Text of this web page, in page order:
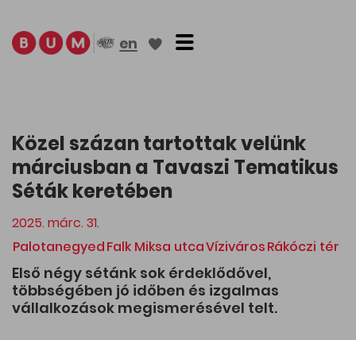
en
Közel százan tartottak velünk
márciusban a Tavaszi Tematikus
Séták keretében
2025. márc. 31.
PalotanegyedFalk Miksa utcaVízivárosRákóczi tér
Első négy sétánk sok érdeklődővel,
többségében jó időben és izgalmas
vállalkozások megismerésével telt.